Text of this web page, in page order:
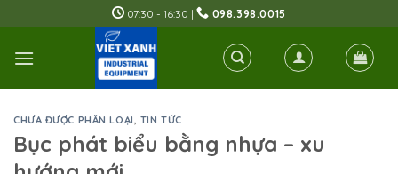
to
content
07:30 - 16:30 | 098.398.0015
CHƯA ĐƯỢC PHÂN LOẠI, TIN TỨC
Bục phát biểu bằng nhựa – xu